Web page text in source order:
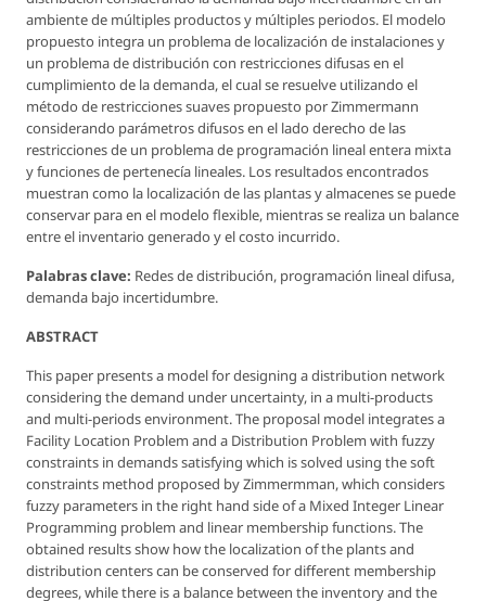
ambiente de múltiples productos y múltiples periodos. El modelo
propuesto integra un problema de localización de instalaciones y
un problema de distribución con restricciones difusas en el
cumplimiento de la demanda, el cual se resuelve utilizando el
método de restricciones suaves propuesto por Zimmermann
considerando parámetros difusos en el lado derecho de las
restricciones de un problema de programación lineal entera mixta
y funciones de pertenecía lineales. Los resultados encontrados
muestran como la localización de las plantas y almacenes se puede
conservar para en el modelo flexible, mientras se realiza un balance
entre el inventario generado y el costo incurrido.
Palabras clave: Redes de distribución, programación lineal difusa,
demanda bajo incertidumbre.
ABSTRACT
This paper presents a model for designing a distribution network
considering the demand under uncertainty, in a multi-products
and multi-periods environment. The proposal model integrates a
Facility Location Problem and a Distribution Problem with fuzzy
constraints in demands satisfying which is solved using the soft
constraints method proposed by Zimmermman, which considers
fuzzy parameters in the right hand side of a Mixed Integer Linear
Programming problem and linear membership functions. The
obtained results show how the localization of the plants and
distribution centers can be conserved for different membership
degrees, while there is a balance between the inventory and the